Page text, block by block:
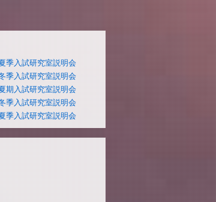
季入試研究室説明会
季入試研究室説明会
期入試研究室説明会
季入試研究室説明会
季入試研究室説明会